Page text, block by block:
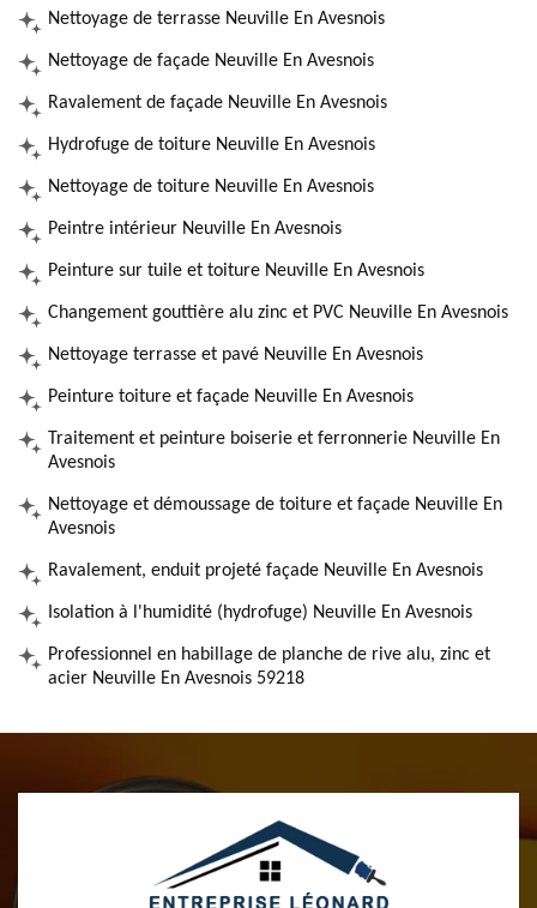
Nettoyage de terrasse Neuville En Avesnois
Nettoyage de façade Neuville En Avesnois
Ravalement de façade Neuville En Avesnois
Hydrofuge de toiture Neuville En Avesnois
Nettoyage de toiture Neuville En Avesnois
Peintre intérieur Neuville En Avesnois
Peinture sur tuile et toiture Neuville En Avesnois
Changement gouttière alu zinc et PVC Neuville En Avesnois
Nettoyage terrasse et pavé Neuville En Avesnois
Peinture toiture et façade Neuville En Avesnois
Traitement et peinture boiserie et ferronnerie Neuville En
Avesnois
Nettoyage et démoussage de toiture et façade Neuville En
Avesnois
Ravalement, enduit projeté façade Neuville En Avesnois
Isolation à l'humidité (hydrofuge) Neuville En Avesnois
Professionnel en habillage de planche de rive alu, zinc et
acier Neuville En Avesnois 59218